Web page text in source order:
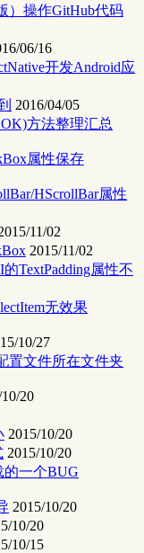
）操作GitHub代码
06/16
开发Android应
2016/04/05
方法整理汇总
属性保存
HScrollBar属性
11/02
2015/11/02
TextPadding属性不
无效果
10/27
置文件所在文件夹
20
2015/10/20
2015/10/20
的一个BUG
2015/10/20
10/20
10/15